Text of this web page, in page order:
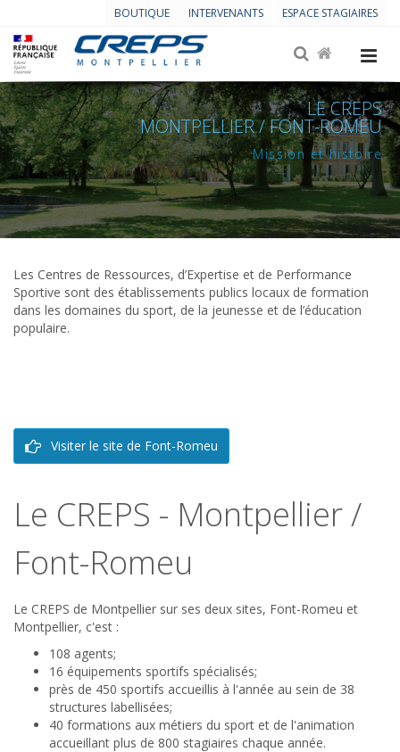
BOUTIQUE INTERVENANTS ESPACE STAGIAIRES
LE CREPS
MONTPELLIER / FONT-ROMEU
Mission et histoire
Les Centres de Ressources, d’Expertise et de Performance
Sportive sont des établissements publics locaux de formation
dans les domaines du sport, de la jeunesse et de l’éducation
populaire.
Visiter le site de Font-Romeu
Le CREPS - Montpellier /
Font-Romeu
Le CREPS de Montpellier sur ses deux sites, Font-Romeu et
Montpellier, c'est :
108 agents;
16 équipements sportifs spécialisés;
près de 450 sportifs accueillis à l'année au sein de 38
structures labellisées;
40 formations aux métiers du sport et de l'animation
accueillant plus de 800 stagiaires chaque année.